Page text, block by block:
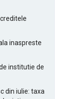
inaspreste
institutie de
din iulie: taxa